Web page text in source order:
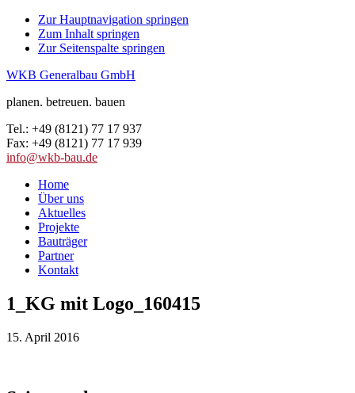
Zur Hauptnavigation springen
Zum Inhalt springen
Zur Seitenspalte springen
WKB Generalbau GmbH
planen. betreuen. bauen
Tel.: +49 (8121) 77 17 937
Fax: +49 (8121) 77 17 939
info@wkb-bau.de
Home
Über uns
Aktuelles
Projekte
Bauträger
Partner
Kontakt
1_KG mit Logo_160415
15. April 2016